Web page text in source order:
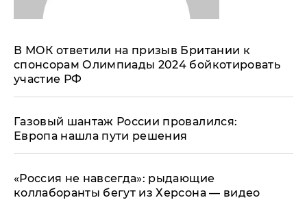
"ДНР"
Новости Крыма
Донбасс
Армия Украины
Помощь проекту
Культура
Общество
Пресс-релизы
Пресс-релизы
Авторское
Блоги
В МОК ответили на призыв Британии к
спонсорам Олимпиады 2024 бойкотировать
участие РФ
Газовый шантаж России провалился:
Европа нашла пути решения
«Россия не навсегда»: рыдающие
коллаборанты бегут из Херсона — видео